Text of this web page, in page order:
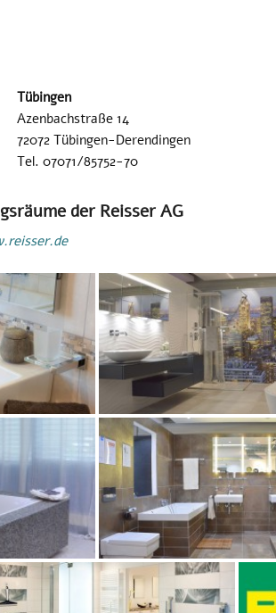
Tübingen
Azenbachstraße 14
72072 Tübingen-Derendingen
Tel. 07071/85752-70
der Reisser AG